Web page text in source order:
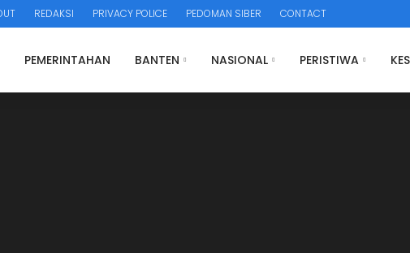
REDAKSI PRIVACY POLICE PEDOMAN SIBER CONTACT
PEMERINTAHAN BANTEN NASIONAL PERISTIWA